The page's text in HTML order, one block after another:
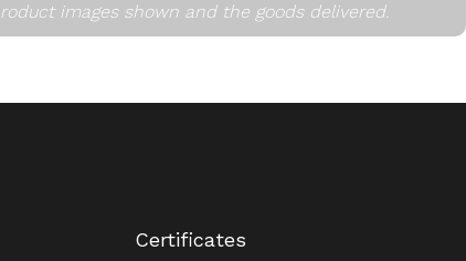
images shown and the goods delivered.
Certificates